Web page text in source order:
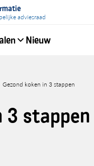
adviesraad
Nieuw
Gezond koken in 3 stappen
3 stappen